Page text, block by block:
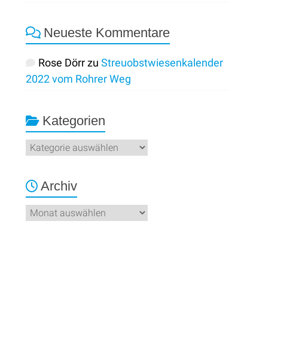
Neueste Kommentare
Rose DörrzuStreuobstwiesenkalender
2022 vom Rohrer Weg
Kategorien
Kategorien
Archiv
Archiv